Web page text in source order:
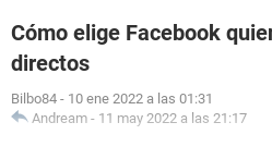
Cómo elige Facebook
directos
Bilbo84 - 10 ene 2022 a las 01:31
Andream - 11 may 2022 a las 21:17